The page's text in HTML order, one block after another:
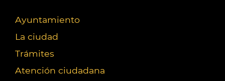
Ayuntamiento
La ciudad
Trámites
Atención ciudadana